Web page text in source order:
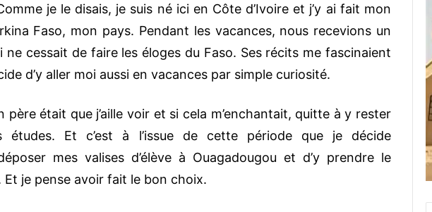
je le disais, je suis né ici en Côte d’Ivoire et j’y ai fait mon
Faso, mon pays. Pendant les vacances, nous recevions un
ne cessait de faire les éloges du Faso. Ses récits me fascinaient
d’y aller moi aussi en vacances par simple curiosité.
père était que j’aille voir et si cela m’enchantait, quitte à y rester
études. Et c’est à l’issue de cette période que je décide
mes valises d’élève à Ouagadougou et d’y prendre le
Et je pense avoir fait le bon choix.